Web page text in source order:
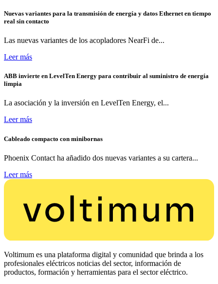
Nuevas variantes para la transmisión de energía y datos Ethernet en tiempo
real sin contacto
Las nuevas variantes de los acopladores NearFi de...
Leer más
ABB invierte en LevelTen Energy para contribuir al suministro de energía
limpia
La asociación y la inversión en LevelTen Energy, el...
Leer más
Cableado compacto con minibornas
Phoenix Contact ha añadido dos nuevas variantes a su cartera...
Leer más
Voltimum es una plataforma digital y comunidad que brinda a los
profesionales eléctricos noticias del sector, información de
productos, formación y herramientas para el sector eléctrico.